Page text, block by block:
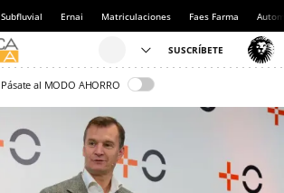
Subfluvial Ernai Matriculaciones Faes Farma
Pásate al MODO AHORRO